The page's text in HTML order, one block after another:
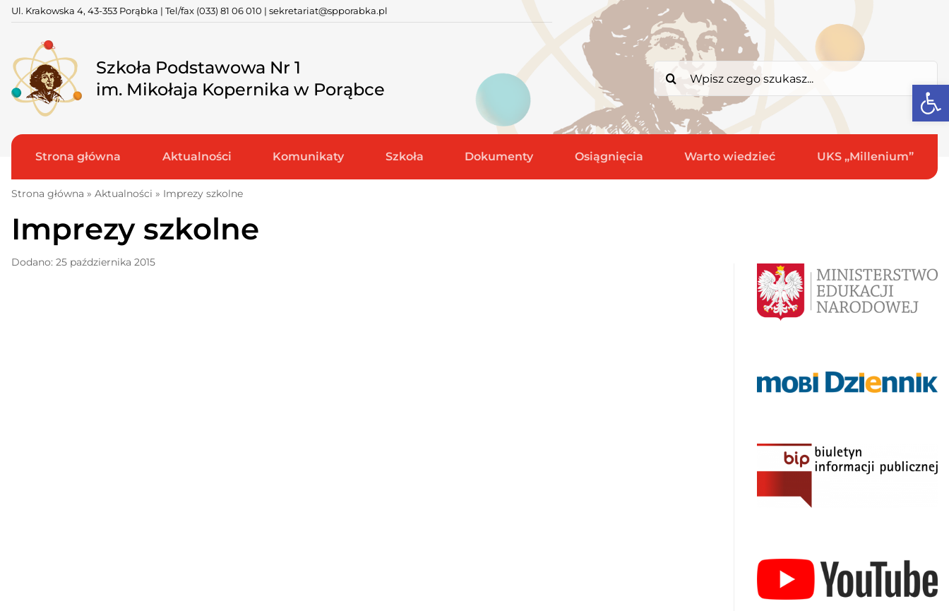
Skip
content
Ul. Krakowska 4, 43-353 Porąbka | Tel/fax (033) 81 06 010 | sekretariat@spporabka.pl
Szkoła Podstawowa Nr 1
im. Mikołaja Kopernika w Porąbce
Search
Strona główna Aktualności Komunikaty Szkoła Dokumenty Osiągnięcia Warto wiedzieć UKS „Millenium”
Strona główna » Aktualności » Imprezy szkolne
Imprezy szkolne
Dodano: 25 października 2015